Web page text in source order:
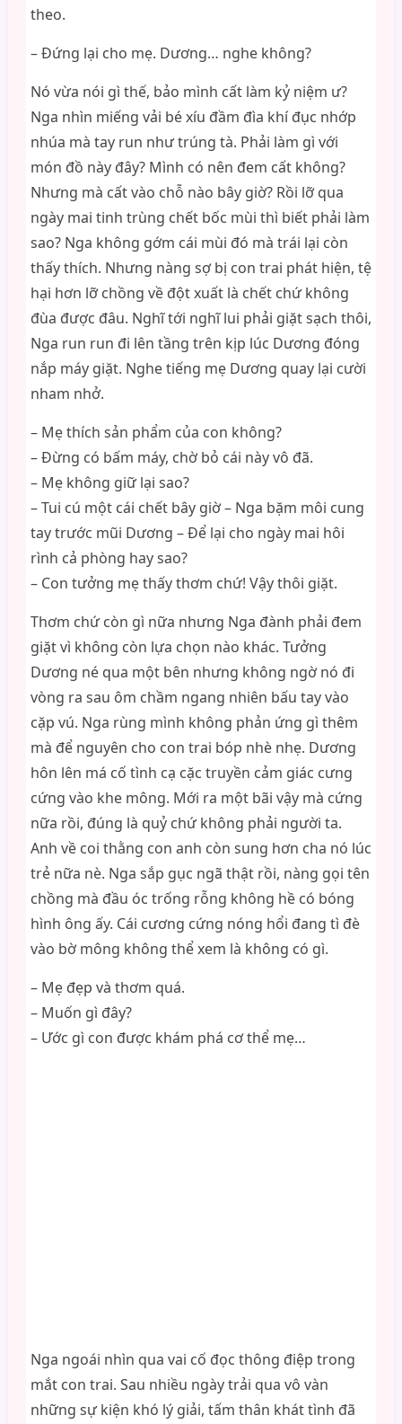
theo.
– Đứng lại cho mẹ. Dương… nghe không?
Nó vừa nói gì thế, bảo mình cất làm kỷ niệm ư?
Nga nhìn miếng vải bé xíu đầm đìa khí đục nhớp
nhúa mà tay run như trúng tà. Phải làm gì với
món đồ này đây? Mình có nên đem cất không?
Nhưng mà cất vào chỗ nào bây giờ? Rồi lỡ qua
ngày mai tinh trùng chết bốc mùi thì biết phải làm
sao? Nga không gớm cái mùi đó mà trái lại còn
thấy thích. Nhưng nàng sợ bị con trai phát hiện, tệ
hại hơn lỡ chồng về đột xuất là chết chứ không
đùa được đâu. Nghĩ tới nghĩ lui phải giặt sạch thôi,
Nga run run đi lên tầng trên kịp lúc Dương đóng
nắp máy giặt. Nghe tiếng mẹ Dương quay lại cười
nham nhở.
– Mẹ thích sản phẩm của con không?
– Đừng có bấm máy, chờ bỏ cái này vô đã.
– Mẹ không giữ lại sao?
– Tui cú một cái chết bây giờ – Nga bặm môi cung
tay trước mũi Dương – Để lại cho ngày mai hôi
rình cả phòng hay sao?
– Con tưởng mẹ thấy thơm chứ! Vậy thôi giặt.
Thơm chứ còn gì nữa nhưng Nga đành phải đem
giặt vì không còn lựa chọn nào khác. Tưởng
Dương né qua một bên nhưng không ngờ nó đi
vòng ra sau ôm chầm ngang nhiên bấu tay vào
cặp vú. Nga rùng mình không phản ứng gì thêm
mà để nguyên cho con trai bóp nhè nhẹ. Dương
hôn lên má cố tình cạ cặc truyền cảm giác cưng
cứng vào khe mông. Mới ra một bãi vậy mà cứng
nữa rồi, đúng là quỷ chứ không phải người ta.
Anh về coi thằng con anh còn sung hơn cha nó lúc
trẻ nữa nè. Nga sắp gục ngã thật rồi, nàng gọi tên
chồng mà đầu óc trống rỗng không hề có bóng
hình ông ấy. Cái cương cứng nóng hổi đang tì đè
vào bờ mông không thể xem là không có gì.
– Mẹ đẹp và thơm quá.
– Muốn gì đây?
– Ước gì con được khám phá cơ thể mẹ…
Nga ngoái nhìn qua vai cố đọc thông điệp trong
mắt con trai. Sau nhiều ngày trải qua vô vàn
những sự kiện khó lý giải, tấm thân khát tình đã